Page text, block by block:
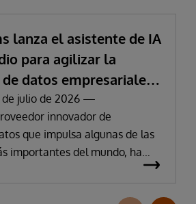
lanza el asistente de IA
para agilizar la
datos empresariales
de información
julio de 2026 —
innovador de
que impulsa algunas de las
importantes del mundo, ha
disponibilidad de InterSystems